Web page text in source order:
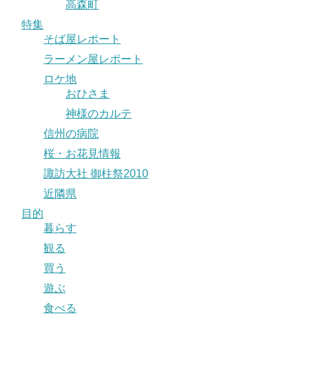
高森町
特集
そば屋レポート
ラーメン屋レポート
ロケ地
おひさま
神様のカルテ
信州の病院
桜・お花見情報
諏訪大社 御柱祭2010
近隣県
目的
暮らす
観る
買う
遊ぶ
食べる